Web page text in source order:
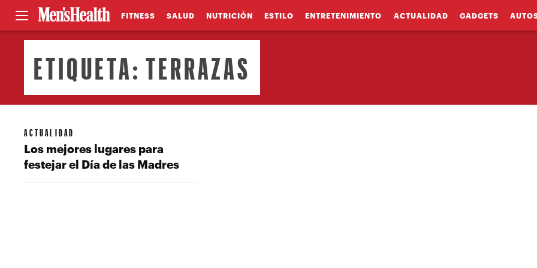
FITNESS SALUD NUTRICIÓN ESTILO ENTRETENIMIENTO ACTUALIDAD GADGETS
ETIQUETA:TERRAZAS
ACTUALIDAD
Los mejores lugares para
festejar el Día de las Madres